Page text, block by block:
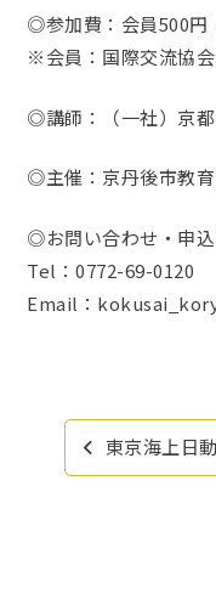
◎参加費：会員500円
※会員：国際交流協
◎講師：（一社）京
◎主催：京丹後市教
◎お問い合わせ・申
Tel：0772-69-0120
Email：
東京海上日